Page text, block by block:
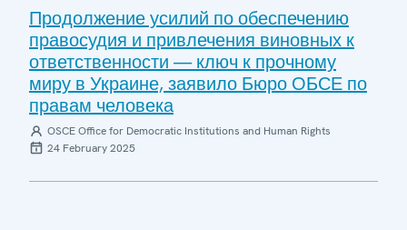
Продолжение усилий по обеспечению
правосудия и привлечения виновных к
ответственности — ключ к прочному
миру в Украине, заявило Бюро ОБСЕ по
правам человека
OSCE Office for Democratic Institutions and Human Rights
24 February 2025